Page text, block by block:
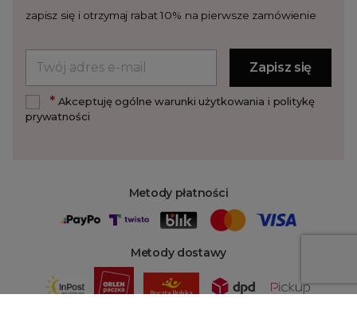
Metody płatności
Metody dostawy
zapisz się i otrzymaj rabat 10% na pierwsze zamówienie
*Akceptuję ogólne warunki użytkowania i politykę
prywatności